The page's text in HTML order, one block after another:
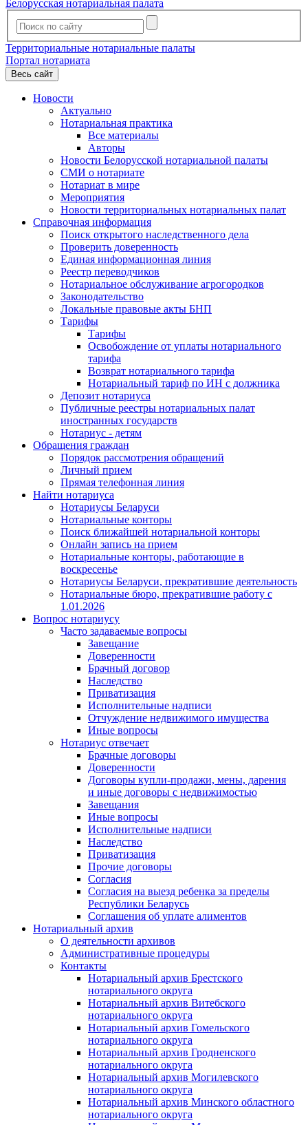
Белорусская нотариальная палата
Территориальные нотариальные палаты
Портал нотариата
Весь сайт
Новости
Актуально
Нотариальная практика
Все материалы
Авторы
Новости Белорусской нотариальной палаты
СМИ о нотариате
Нотариат в мире
Мероприятия
Новости территориальных нотариальных палат
Справочная информация
Поиск открытого наследственного дела
Проверить доверенность
Единая информационная линия
Реестр переводчиков
Нотариальное обслуживание агрогородков
Законодательство
Локальные правовые акты БНП
Тарифы
Тарифы
Освобождение от уплаты нотариального
тарифа
Возврат нотариального тарифа
Нотариальный тариф по ИН с должника
Депозит нотариуса
Публичные реестры нотариальных палат
иностранных государств
Нотариус - детям
Обращения граждан
Порядок рассмотрения обращений
Личный прием
Прямая телефонная линия
Найти нотариуса
Нотариусы Беларуси
Нотариальные конторы
Поиск ближайшей нотариальной конторы
Онлайн запись на прием
Нотариальные конторы, работающие в
воскресенье
Нотариусы Беларуси, прекратившие деятельность
Нотариальные бюро, прекратившие работу с
1.01.2026
Вопрос нотариусу
Часто задаваемые вопросы
Завещание
Доверенности
Брачный договор
Наследство
Приватизация
Исполнительные надписи
Отчуждение недвижимого имущества
Иные вопросы
Нотариус отвечает
Брачные договоры
Доверенности
Договоры купли-продажи, мены, дарения
и иные договоры с недвижимостью
Завещания
Иные вопросы
Исполнительные надписи
Наследство
Приватизация
Прочие договоры
Согласия
Согласия на выезд ребенка за пределы
Республики Беларусь
Соглашения об уплате алиментов
Нотариальный архив
О деятельности архивов
Административные процедуры
Контакты
Нотариальный архив Брестского
нотариального округа
Нотариальный архив Витебского
нотариального округа
Нотариальный архив Гомельского
нотариального округа
Нотариальный архив Гродненского
нотариального округа
Нотариальный архив Могилевского
нотариального округа
Нотариальный архив Минского областного
нотариального округа